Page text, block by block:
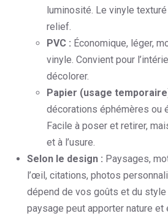
luminosité. Le vinyle
relief.
PVC : Économique, léger,
vinyle. Convient pour
décolorer.
Papier (usage
décorations éphémères ou
Facile à poser et retirer,
et à l’usure.
Selon le design : Paysages,
l’œil, citations, photos
dépend de vos goûts et du style
paysage peut apporter nature et